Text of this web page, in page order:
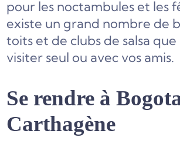
pour les noctambules et les
existe un grand nombre de
toits et de clubs de salsa
visiter seul ou avec vos amis.
Se rendre à
Carthagène